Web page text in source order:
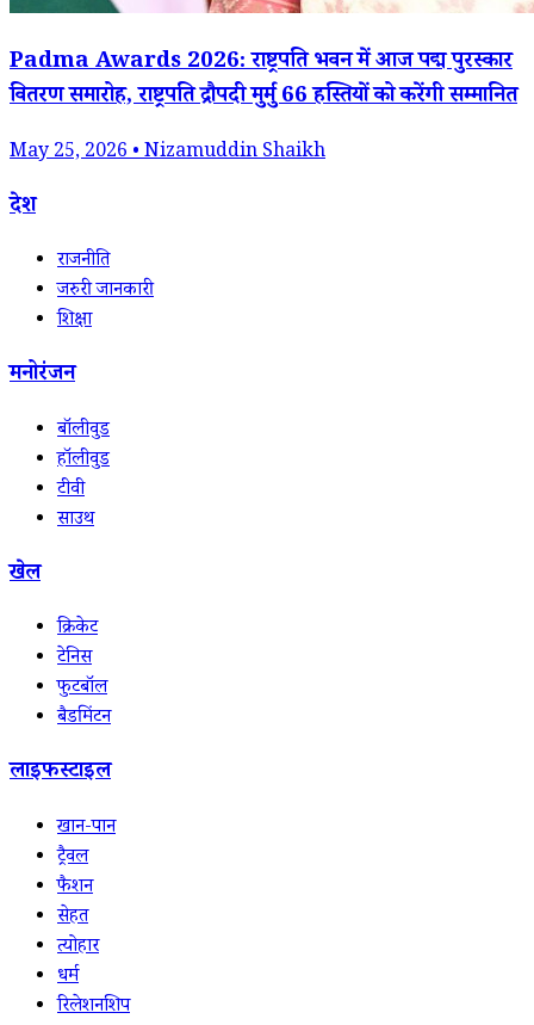
Padma Awards 2026: राष्ट्रपति भवन में आज पद्म पुरस्कार
वितरण समारोह, राष्ट्रपति द्रौपदी मुर्मु 66 हस्तियों को करेंगी सम्मानित
May 25, 2026 • Nizamuddin Shaikh
देश
राजनीति
जरुरी जानकारी
शिक्षा
मनोरंजन
बॉलीवुड
हॉलीवुड
टीवी
साउथ
खेल
क्रिकेट
टेनिस
फुटबॉल
बैडमिंटन
लाइफस्टाइल
खान-पान
ट्रैवल
फैशन
सेहत
त्योहार
धर्म
रिलेशनशिप